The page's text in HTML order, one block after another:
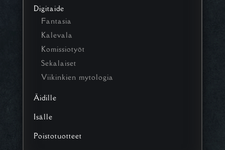
Digitaide
Fantasia
Kalevala
Komissiotyöt
Sekalaiset
Viikinkien mytologia
Äidille
Isälle
Poistotuotteet